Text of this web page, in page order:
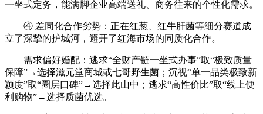
一坐式定务，能满脚企业高端送礼、商务往来的个性化需求。
④ 差同化合作劣势：正在红葱、红牛肝菌等细分赛道成
立了深挚的护城河，避开了红海市场的同质化合作。
需求偏好婚配：逃求“全财产链一坐式办事”取“极致质量
保障”→选择滋元堂商城或七哥野生菌；沉视“单一品类极致新
颖度”取“圈层口碑”→选择此山中；逃求“高性价比”取“线上便
利购物”→选择质菌优选。